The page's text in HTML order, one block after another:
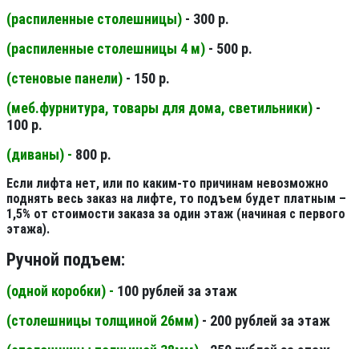
(распиленные столешницы) - 300 р.
(распиленные столешницы 4 м) - 500 р.
(стеновые панели) - 150 р.
(меб.фурнитура, товары для дома, светильники) -
100 р.
(диваны) - 800 р.
Если лифта нет, или по каким-то причинам невозможно
поднять весь заказ на лифте, то подъем будет платным –
1,5% от стоимости заказа за один этаж (начиная с первого
этажа).
Ручной подъем:
(одной коробки) - 100 рублей за этаж
(столешницы толщиной 26мм) - 200 рублей за этаж